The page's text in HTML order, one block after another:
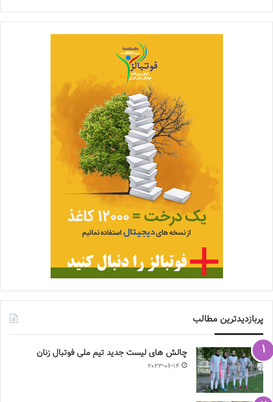
پربازدیدترین مطالب
چالش هاى ليست جدید تيم ملى فوتبال زنان
2023-06-14